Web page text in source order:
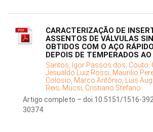
CARACTERIZAÇÃO DE
ASSENTOS DE VÁLVULAS
OBTIDOS COM O AÇO
DEPOIS DE TEMPERADOS
Santos, Igor Passos dos; Couto,
Jesualdo Luiz Rossi; Maurilio
Colosio, Marco Antônio; Luis
Reis; Mucsi, Cristiano Stefano
Artigo completo – doi 10.5151/1516-
30374